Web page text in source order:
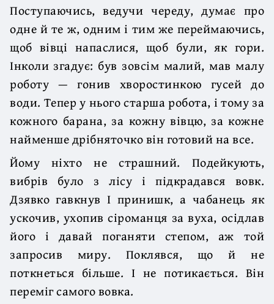
Поступаючись, ведучи череду, думає про
одне й те ж, одним і тим же переймаючись,
щоб вівці напаслися, щоб були, як гори.
Інколи згадує: був зовсім малий, мав малу
роботу — гонив хворостинкою гусей до
води. Тепер у нього старша робота, і тому за
кожного барана, за кожну вівцю, за кожне
найменше дрібняточко він готовий на все.
Йому ніхто не страшний. Подейкують,
вибрів було з лісу і підкрадався вовк.
Дзявко гавкнув І принишк, а чабанець як
ускочив, ухопив сіроманця за вуха, осідлав
його і давай поганяти степом, аж той
запросив миру. Поклявся, що й не
поткнеться більше. І не потикається. Він
переміг самого вовка.